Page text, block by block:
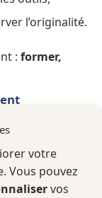
votre
Vous pouvez
vos
l’originalité.
: former,
tâche.
précis.
avant